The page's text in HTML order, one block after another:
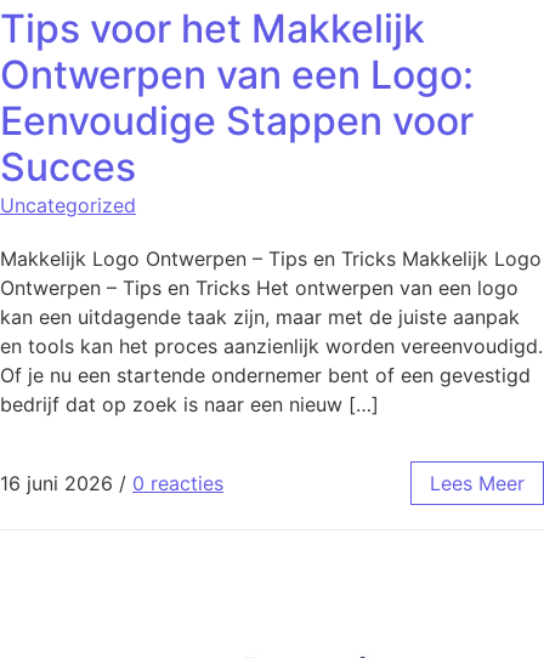
Tips voor het Makkelijk
Ontwerpen van een Logo:
Eenvoudige Stappen voor
Succes
Uncategorized
Makkelijk Logo Ontwerpen – Tips en Tricks Makkelijk Logo
Ontwerpen – Tips en Tricks Het ontwerpen van een logo
kan een uitdagende taak zijn, maar met de juiste aanpak
en tools kan het proces aanzienlijk worden vereenvoudigd.
Of je nu een startende ondernemer bent of een gevestigd
bedrijf dat op zoek is naar een nieuw […]
16 juni 2026 / 0 reacties Lees Meer